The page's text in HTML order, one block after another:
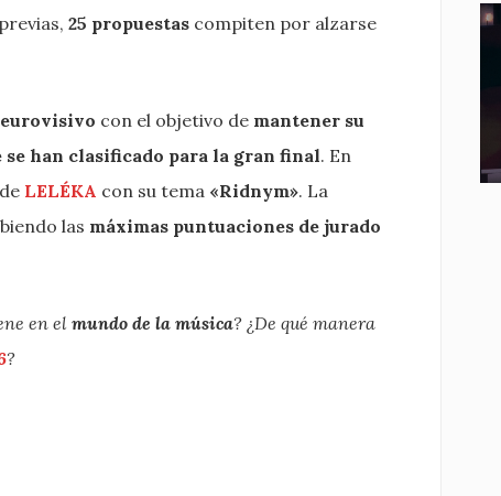
25 propuestas compiten por alzarse
con el objetivo de mantener su
se han clasificado para la gran final. En
LELÉKA con su tema «Ridnym». La
las máximas puntuaciones de jurado
en el mundo de la música? ¿De qué manera
?